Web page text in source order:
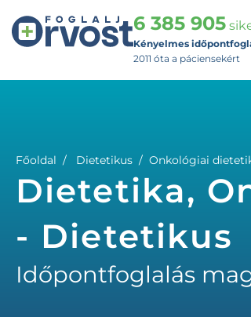
6 385 905
Kényelmes
2011 óta a páciensekért
Főoldal Dietetikus Onkológiai
Dietetika,
- Dietetikus
Időpontfoglalás